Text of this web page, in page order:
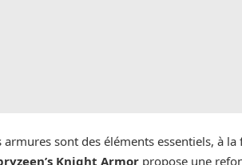
armures sont des éléments essentiels, à
Knight Armor propose une